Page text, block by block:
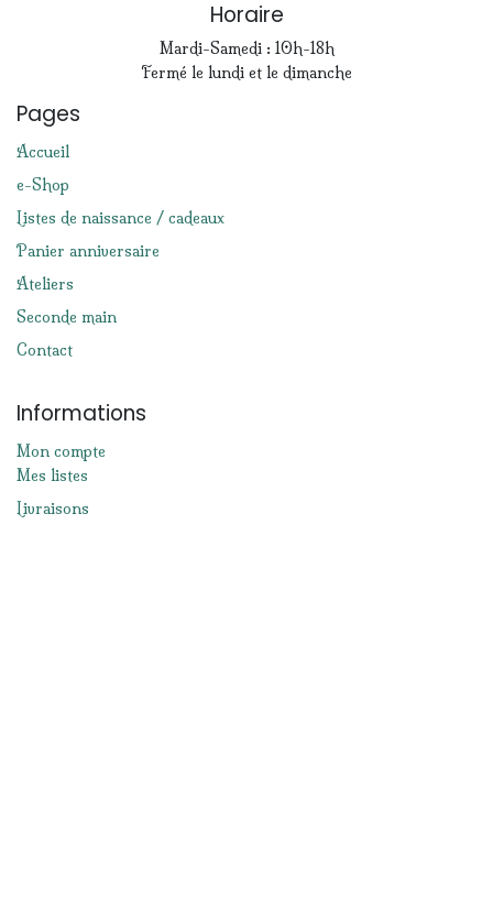
Horaire
Mardi-Samedi : 10h-18h
Fermé le lundi et le dimanche
Pages
Accueil
e-Shop
Listes de naissance / cadeaux
Panier anniversaire
Ateliers
Seconde main
Contact
Informations
Mon compte
Mes listes
Livraisons